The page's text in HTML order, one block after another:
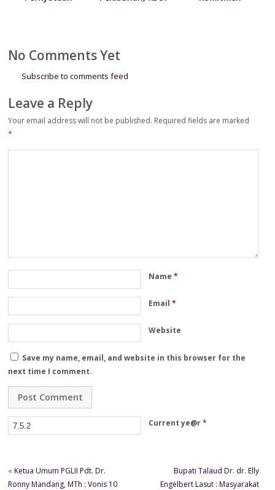
No Comments Yet
Subscribe to comments feed
Leave a Reply
Your email address will not be published. Required fields are marked
*
Name*
Email*
Website
Save my name, email, and website in this browser for the
next time I comment.
Current ye@r*
«Ketua Umum PGLII Pdt. Dr.
Ronny Mandang, MTh : Vonis 10
Bupati Talaud Dr. dr. Elly
Engelbert Lasut : Masyarakat